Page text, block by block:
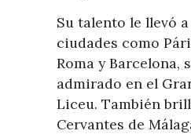
Sectores
Artesanía
Empresas
Su talento le llevó
ciudades como
Roma y Barcelona,
admirado en el
Liceu. También
Cervantes de